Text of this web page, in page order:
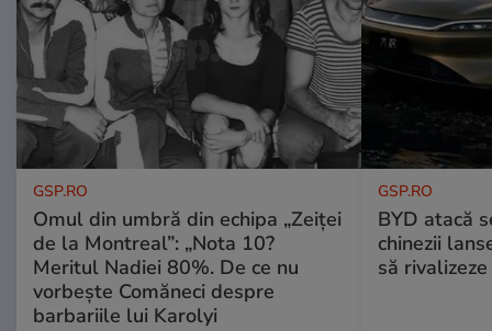
GSP.RO
Omul din umbră din echipa „Zeiței
de la Montreal”: „Nota 10?
Meritul Nadiei 80%. De ce nu
vorbește Comăneci despre
barbariile lui Karolyi
GSP.RO
BYD atacă
chinezii
să